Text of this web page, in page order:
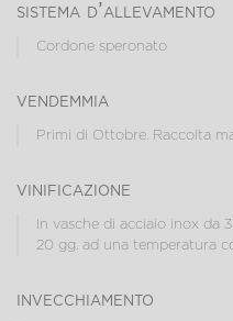
sistema d’allevamento
Cordone speronato
vendemmia
Primi di Ottobre. Raccolta
vinificazione
In vasche di acciaio inox da
20 gg. ad una temperatura
invecchiamento